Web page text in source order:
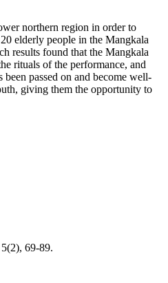
northern region in order to
elderly people in the Mangkala
results found that the Mangkala
rituals of the performance, and
passed on and become well-
giving them the opportunity to
69-89.